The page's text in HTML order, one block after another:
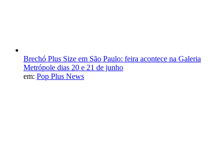
Brechó Plus Size em São Paulo: feira acontece na Galeria
Metrópole dias 20 e 21 de junho
em: Pop Plus News